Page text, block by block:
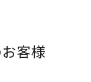
客様